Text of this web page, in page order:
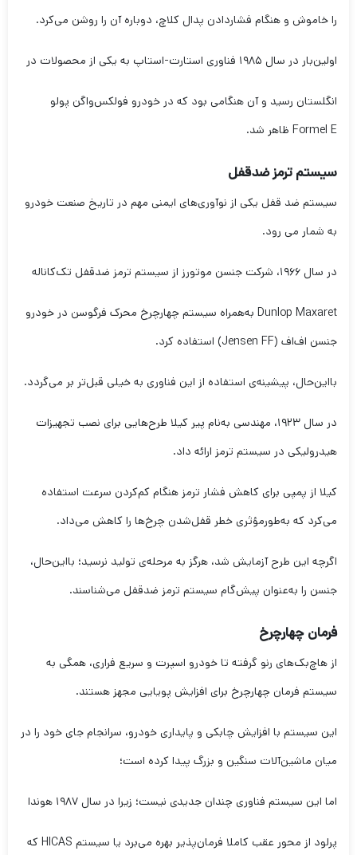
را خاموش و هنگام فشاردادن پدال کلاچ، دوباره آن را روشن می‌کرد.
اولین‌بار در سال ۱۹۸۵ فناوری استارت-استاپ به یکی از محصولات در
انگلستان رسید و آن هنگامی بود که در خودرو فولکس‌واگن پولو
Formel E ظاهر شد.
سیستم ترمز ضدقفل
سیستم ضد قفل یکی از نوآوری‌های ایمنی مهم در تاریخ صنعت خودرو
به شمار می رود.
در سال ۱۹۶۶، شرکت جنسن موتورز از سیستم ترمز ضدقفل تک‌کاناله
Dunlop Maxaret به‌همراه سیستم چهارچرخ محرک فرگوسن در خودرو
جنسن اف‌اف (Jensen FF) استفاده کرد.
بااین‌حال، پیشینه‌ی استفاده از این فناوری به خیلی قبل‌تر بر می‌گردد.
در سال ۱۹۲۳، مهندسی به‌نام پیر کیلا طرح‌هایی برای نصب تجهیزات
هیدرولیکی در سیستم ترمز ارائه داد.
کیلا از پمپی برای کاهش فشار ترمز هنگام کم‌کردن سرعت استفاده
می‌کرد که به‌طورمؤثری خطر قفل‌شدن چرخ‌ها را کاهش می‌داد.
اگرچه این طرح آزمایش شد، هرگز به مرحله‌ی تولید نرسید؛ بااین‌حال،
جنسن را به‌عنوان پیش‌گام سیستم ترمز ضدقفل می‌شناسند.
فرمان چهارچرخ
از هاچ‌بک‌های رنو گرفته تا خودرو اسپرت و سریع فراری، همگی به
سیستم فرمان چهارچرخ برای افزایش پویایی مجهز هستند.
این سیستم با افزایش چابکی و پایداری خودرو، سرانجام جای خود را در
میان ماشین‌آلات سنگین و بزرگ پیدا کرده است؛
اما این سیستم فناوری چندان جدیدی نیست؛ زیرا در سال ۱۹۸۷ هوندا
پرلود از محور عقب کاملا فرمان‌پذیر بهره می‌برد یا سیستم HICAS که